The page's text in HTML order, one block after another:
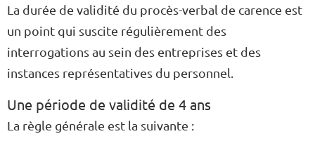
La durée de validité du procès-verbal de carence est
un point qui suscite régulièrement des
interrogations au sein des entreprises et des
instances représentatives du personnel.
Une période de validité de 4 ans
La règle générale est la suivante :